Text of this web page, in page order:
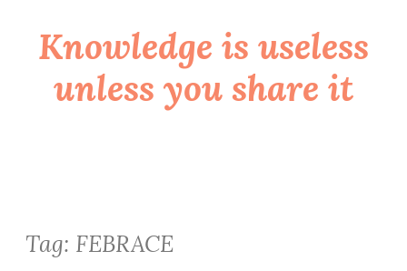
Skip
content
Knowledge is useless
unless you share it
Tag: FEBRACE